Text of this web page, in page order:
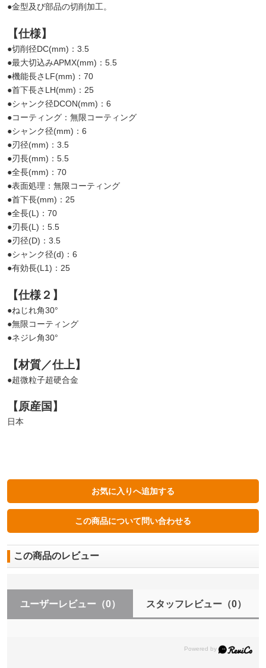
●金型及び部品の切削加工。
【仕様】
●切削径DC(mm)：3.5
●最大切込みAPMX(mm)：5.5
●機能長さLF(mm)：70
●首下長さLH(mm)：25
●シャンク径DCON(mm)：6
●コーティング：無限コーティング
●シャンク径(mm)：6
●刃径(mm)：3.5
●刃長(mm)：5.5
●全長(mm)：70
●表面処理：無限コーティング
●首下長(mm)：25
●全長(L)：70
●刃長(L)：5.5
●刃径(D)：3.5
●シャンク径(d)：6
●有効長(L1)：25
【仕様２】
●ねじれ角30°
●無限コーティング
●ネジレ角30°
【材質／仕上】
●超微粒子超硬合金
【原産国】
日本
この商品のレビュー
ユーザーレビュー （0） スタッフレビュー（0）